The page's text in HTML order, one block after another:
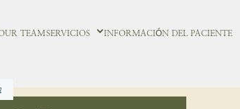
TEAMSERVICIOS
INFORMACIÓN DEL PACIENTE